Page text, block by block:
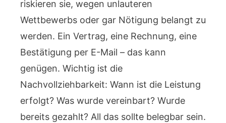
riskieren sie, wegen unlauteren
Wettbewerbs oder gar Nötigung belangt zu
werden. Ein Vertrag, eine Rechnung, eine
Bestätigung per E-Mail – das kann
genügen. Wichtig ist die
Nachvollziehbarkeit: Wann ist die Leistung
erfolgt? Was wurde vereinbart? Wurde
bereits gezahlt? All das sollte belegbar sein.